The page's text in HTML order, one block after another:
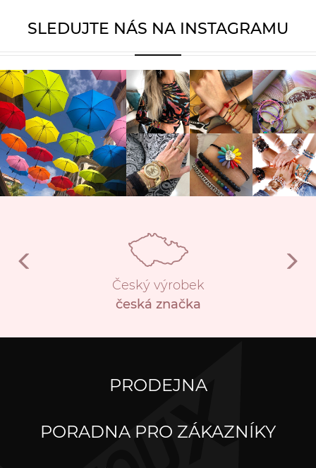
SLEDUJTE NÁS NA INSTAGRAMU
Český výrobek
česká značka
PRODEJNA
PORADNA PRO ZÁKAZNÍKY